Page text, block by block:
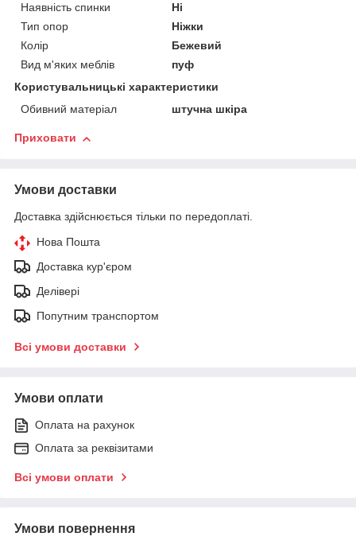
Наявність спинки
Ні
Тип опор
Ніжки
Колір
Бежевий
Вид м'яких меблів
пуф
Користувальницькі характеристики
Обивний матеріал
штучна шкіра
Приховати
Умови доставки
Доставка здійснюється тільки по передоплаті.
Нова Пошта
Доставка кур'єром
Делівері
Попутним транспортом
Всі умови доставки
Умови оплати
Оплата на рахунок
Оплата за реквізитами
Всі умови оплати
Умови повернення